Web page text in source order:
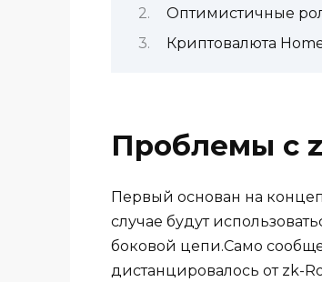
Оптимистичные
Криптовалюта
Проблемы с
Первый основан на
случае будут
боковой цепи.Само
дистанцировалось от zk-